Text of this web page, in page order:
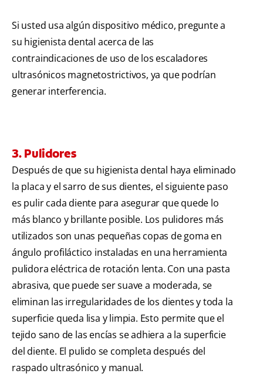
Si usted usa algún dispositivo médico, pregunte a
su higienista dental acerca de las
contraindicaciones de uso de los escaladores
ultrasónicos magnetostrictivos, ya que podrían
generar interferencia.
3. Pulidores
Después de que su higienista dental haya eliminado
la placa y el sarro de sus dientes, el siguiente paso
es pulir cada diente para asegurar que quede lo
más blanco y brillante posible. Los pulidores más
utilizados son unas pequeñas copas de goma en
ángulo profiláctico instaladas en una herramienta
pulidora eléctrica de rotación lenta. Con una pasta
abrasiva, que puede ser suave a moderada, se
eliminan las irregularidades de los dientes y toda la
superficie queda lisa y limpia. Esto permite que el
tejido sano de las encías se adhiera a la superficie
del diente. El pulido se completa después del
raspado ultrasónico y manual.